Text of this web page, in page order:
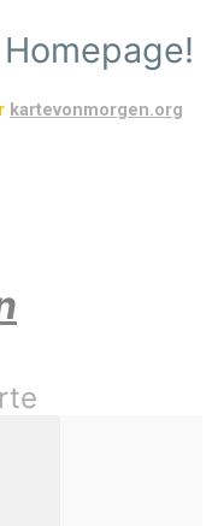
kartevonmorgen.org